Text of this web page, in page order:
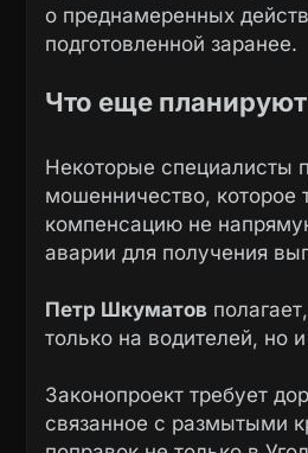
о преднамеренных
подготовленной заранее.
Что еще
Некоторые специалисты
мошенничество, которое
компенсацию не
аварии для получения
Петр Шкуматов
только на водителей, но
Законопроект требует
связанное с размытыми